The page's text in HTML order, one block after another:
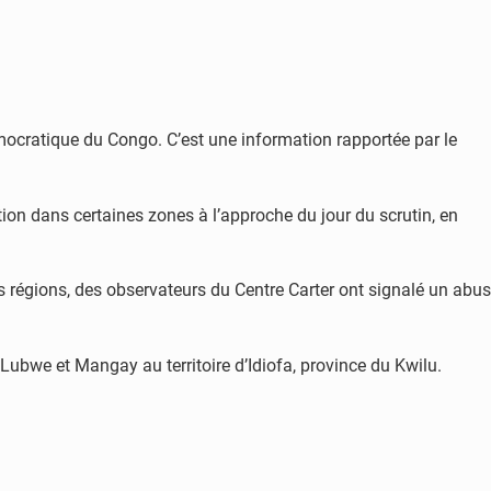
du Congo. C’est une information rapportée par le
dans certaines zones à l’approche du jour du scrutin, en
des observateurs du Centre Carter ont signalé un abus
et Mangay au territoire d’Idiofa, province du Kwilu.